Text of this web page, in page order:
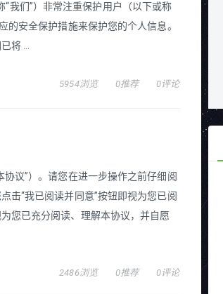
我们”）非常注重保护用户（以下或称
安全保护措施来保护您的个人信息。
将 ...
5954浏览 0推荐 0评论
议”）。请您在进一步操作之前仔细阅
击“我已阅读并同意”按钮即视为您已阅
您已充分阅读、理解本协议，并自愿
2486浏览 0推荐 0评论